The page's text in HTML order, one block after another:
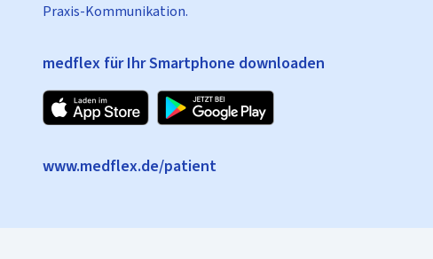
Praxis-Kommunikation.
medflex für Ihr Smartphone downloaden
www.medflex.de/patient